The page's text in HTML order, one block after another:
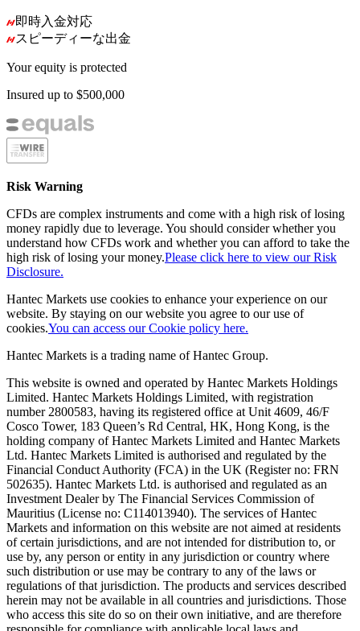
即時入金対応
スピーディーな出金
Your equity is protected
Insured up to $500,000
Risk Warning
CFDs are complex instruments and come with a high risk of losing
money rapidly due to leverage. You should consider whether you
understand how CFDs work and whether you can afford to take the
high risk of losing your money.Please click here to view our Risk
Disclosure.
Hantec Markets use cookies to enhance your experience on our
website. By staying on our website you agree to our use of
cookies.You can access our Cookie policy here.
Hantec Markets is a trading name of Hantec Group.
This website is owned and operated by Hantec Markets Holdings
Limited. Hantec Markets Holdings Limited, with registration
number 2800583, having its registered office at Unit 4609, 46/F
Cosco Tower, 183 Queen’s Rd Central, HK, Hong Kong, is the
holding company of Hantec Markets Limited and Hantec Markets
Ltd. Hantec Markets Limited is authorised and regulated by the
Financial Conduct Authority (FCA) in the UK (Register no: FRN
502635). Hantec Markets Ltd. is authorised and regulated as an
Investment Dealer by The Financial Services Commission of
Mauritius (License no: C114013940). The services of Hantec
Markets and information on this website are not aimed at residents
of certain jurisdictions, and are not intended for distribution to, or
use by, any person or entity in any jurisdiction or country where
such distribution or use may be contrary to any of the laws or
regulations of that jurisdiction. The products and services described
herein may not be available in all countries and jurisdictions. Those
who access this site do so on their own initiative, and are therefore